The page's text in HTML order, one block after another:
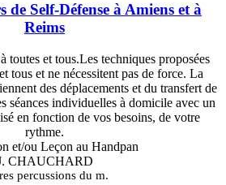
Self-Défense à Amiens et à
Reims
toutes et tous.Les techniques proposées
tous et ne nécessitent pas de force. La
des déplacements et du transfert de
séances individuelles à domicile avec un
en fonction de vos besoins, de votre
rythme.
CHAUCHARD
percussions du m.